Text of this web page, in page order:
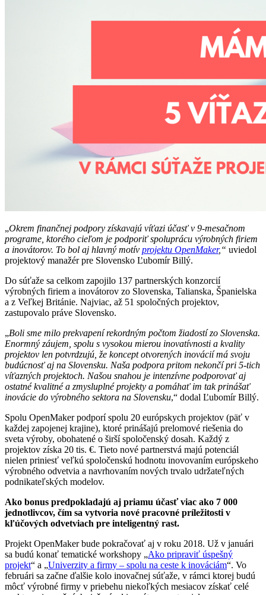
„Okrem finančnej podpory získavajú víťazi účasť v 9-mesačnom
programe, ktorého cieľom je podporiť spoluprácu výrobných firiem
a inovátorov. To bol aj hlavný motív projektu OpenMaker,“ uviedol
projektový manažér pre Slovensko Ľubomír Billý.
Do súťaže sa celkom zapojilo 137 partnerských konzorcií
výrobných firiem a inovátorov zo Slovenska, Talianska, Španielska
a z Veľkej Británie. Najviac, až 51 spoločných projektov,
zastupovalo práve Slovensko.
„Boli sme milo prekvapení rekordným počtom žiadostí zo Slovenska.
Enormný záujem, spolu s vysokou mierou inovatívnosti a kvality
projektov len potvrdzujú, že koncept otvorených inovácií má svoju
budúcnosť aj na Slovensku. Naša podpora pritom nekončí pri 5-tich
víťazných projektoch. Našou snahou je intenzívne podporovať aj
ostatné kvalitné a zmysluplné projekty a pomáhať im tak prinášať
inovácie do výrobného sektora na Slovensku,“ dodal Ľubomír Billý.
Spolu OpenMaker podporí spolu 20 európskych projektov (päť v
každej zapojenej krajine), ktoré prinášajú prelomové riešenia do
sveta výroby, obohatené o širší spoločenský dosah. Každý z
projektov získa 20 tis. €. Tieto nové partnerstvá majú potenciál
nielen priniesť veľkú spoločenskú hodnotu inovovaním európskeho
výrobného odvetvia a navrhovaním nových trvalo udržateľných
podnikateľských modelov.
Ako bonus predpokladajú aj priamu účasť viac ako 7 000
jednotlivcov, čím sa vytvoria nové pracovné príležitosti v
kľúčových odvetviach pre inteligentný rast.
Projekt OpenMaker bude pokračovať aj v roku 2018. Už v januári
sa budú konať tematické workshopy „Ako pripraviť úspešný
projekt“ a „Univerzity a firmy – spolu na ceste k inováciám“. Vo
februári sa začne ďalšie kolo inovačnej súťaže, v rámci ktorej budú
môcť výrobné firmy v priebehu niekoľkých mesiacov získať celé